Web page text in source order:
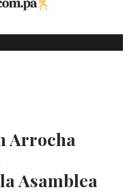
Arrocha
Asamblea